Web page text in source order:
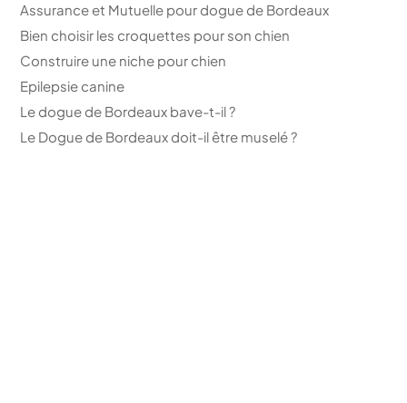
Assurance et Mutuelle pour dogue de Bordeaux
Bien choisir les croquettes pour son chien
Construire une niche pour chien
Epilepsie canine
Le dogue de Bordeaux bave-t-il ?
Le Dogue de Bordeaux doit-il être muselé ?